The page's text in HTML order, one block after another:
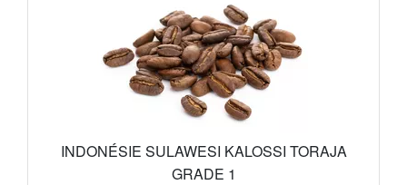
INDONÉSIE SULAWESI KALOSSI TORAJA
GRADE 1